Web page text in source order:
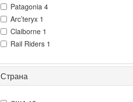
Patagonia 4
Arc’teryx 1
Claiborne 1
Rail Riders 1
Страна